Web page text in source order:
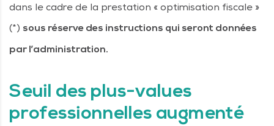
dans le cadre de la prestation « optimisation fiscale »
(*) sous réserve des instructions qui seront données
par l’administration.
Seuil des plus-values
professionnelles augmenté